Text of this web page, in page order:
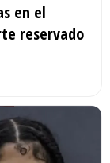
en el
reservado